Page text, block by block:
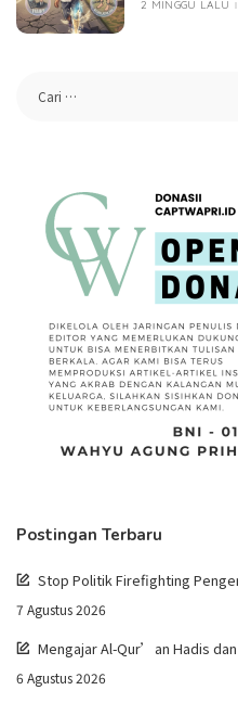
2 MINGGU LALU
Postingan Terbaru
Stop Politik Firefighting
7 Agustus 2026
Mengajar Al-Qur’an Hadis
6 Agustus 2026